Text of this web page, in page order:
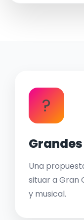
?
Una
situar a Gran
y musical.